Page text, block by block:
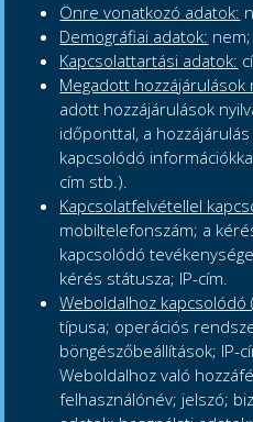
Önre vonatkozó adatok:
Demográfiai adatok:
Kapcsolattartási adatok:
Megadott hozzájárulások
adott hozzájárulások
időponttal, a
kapcsolódó
cím stb.).
Kapcsolatfelvétellel
mobiltelefonszám; a
kapcsolódó
kérés státusza; IP-cím.
Weboldalhoz kapcsolódó
típusa; operációs
böngészőbeállítások; IP-
Weboldalhoz való
felhasználónév; jelszó;